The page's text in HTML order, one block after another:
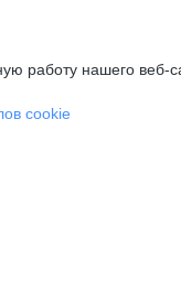
работу нашего веб-
cookie